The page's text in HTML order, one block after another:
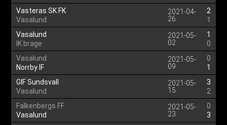
Vasteras SK FK
Vasalund
2021-04-
26
2
1
Vasalund
IK brage
2021-05-
02
1
0
Vasalund
Norrby IF
2021-05-
09
0
1
GIF Sundsvall
Vasalund
2021-05-
15
3
2
Falkenbergs FF
Vasalund
2021-05-
23
0
3